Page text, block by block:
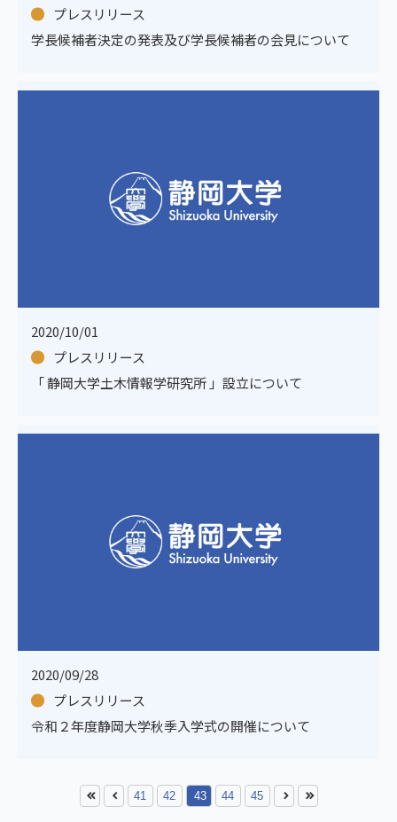
プレスリリース
学長候補者決定の発表及び学長候補者の会見について
2020/10/01
プレスリリース
「 静岡大学土木情報学研究所 」設立について
2020/09/28
プレスリリース
令和２年度静岡大学秋季入学式の開催について
41 42 43 44 45